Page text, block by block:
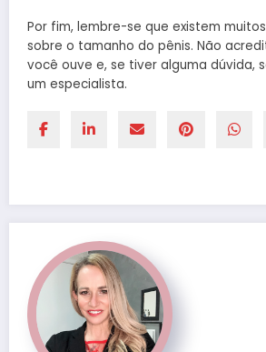
Por fim, lembre-se que existem
sobre o tamanho do pênis. Não
você ouve e, se tiver alguma dúvida,
um especialista.